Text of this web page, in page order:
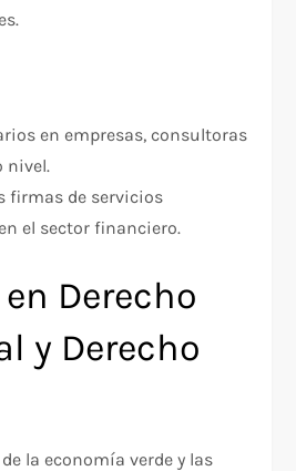
en empresas, consultoras
nivel.​
firmas de servicios
el sector financiero.
Derecho
y Derecho
la economía verde y las